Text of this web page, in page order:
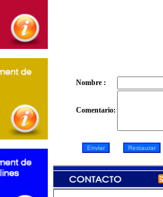
Nombre :
Comentario: